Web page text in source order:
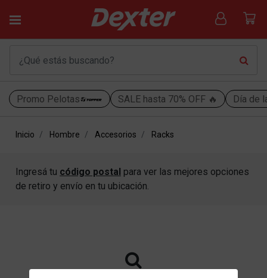
Promo Pelotas SALE hasta 70% OFF 🔥 Día de
Inicio Hombre Accesorios Racks
Ingresá tu código postal para ver las mejores opciones
de retiro y envío en tu ubicación.